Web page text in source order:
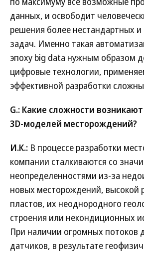
данных, и освободит
решения более нестандартных и
задач. Именно такая
эпоху big data нужным образом
цифровые технологии,
эффективной разработки
G.: Какие сложности
3D-моделей месторождений?
И.К.: В процессе разработки
компании сталкиваются со
неопределенностями из-за
новых месторождений, высокой
пластов, их неоднородного
строения или некондиционных
При наличии огромных потоков
датчиков, в результате